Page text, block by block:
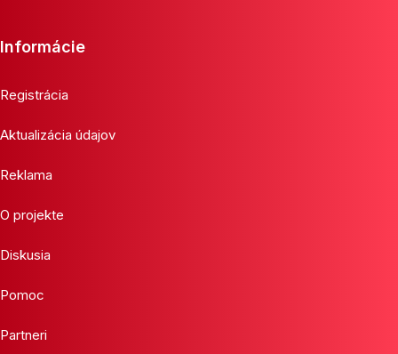
Informácie
Registrácia
Aktualizácia údajov
Reklama
O projekte
Diskusia
Pomoc
Partneri